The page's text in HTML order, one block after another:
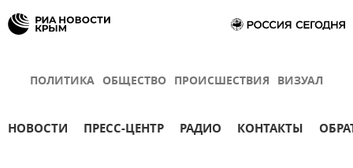
ПОЛИТИКА ОБЩЕСТВО ПРОИСШЕСТВИЯ ВИЗУАЛ
НОВОСТИ ПРЕСС-ЦЕНТР РАДИО КОНТАКТЫ